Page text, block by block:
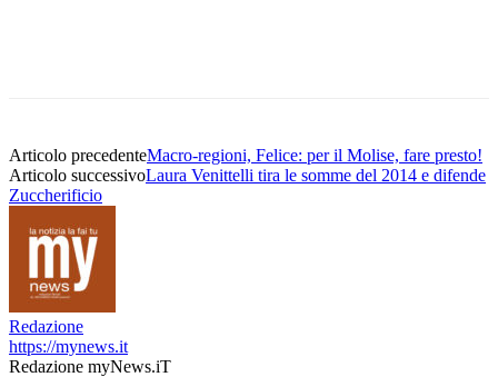
Articolo precedenteMacro-regioni, Felice: per il Molise, fare presto!
Articolo successivoLaura Venittelli tira le somme del 2014 e difende
Zuccherificio
Redazione
https://mynews.it
Redazione myNews.iT